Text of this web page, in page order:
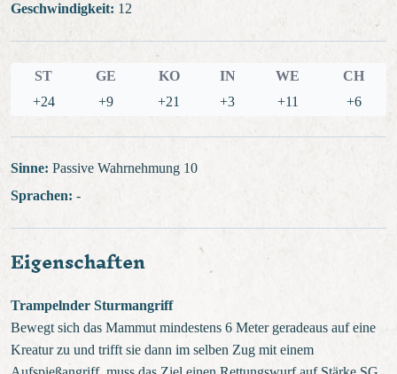
Geschwindigkeit: 12
ST GE KO IN WE
CH
+24
+9 +21 +3 +11 +6
Sinne: Passive Wahrnehmung 10
Sprachen: -
Eigenschaften
Trampelnder Sturmangriff
Bewegt sich das Mammut mindestens 6 Meter geradeaus auf eine
Kreatur zu und trifft sie dann im selben Zug mit einem